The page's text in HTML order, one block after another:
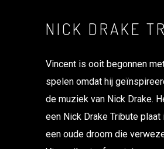
NICK DRAKE
Vincent is ooit begonnen
spelen omdat hij
de muziek van Nick Drake.
een Nick Drake Tribute
een oude droom die